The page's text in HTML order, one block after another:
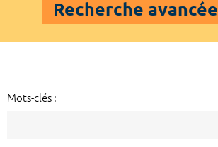
Recherche avancée
Mots-clés :